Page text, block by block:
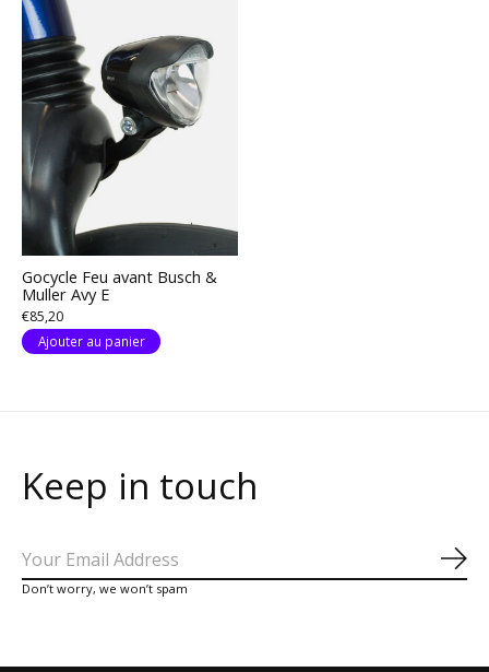
Gocycle Feu avant Busch &
Muller Avy E
€85,20
Ajouter au panier
Keep in touch
Don’t worry, we won’t spam